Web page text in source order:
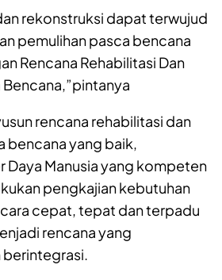
rekonstruksi dapat terwujud
pemulihan pasca bencana
Rencana Rehabilitasi Dan
rencana rehabilitasi dan
bencana yang baik,
Daya Manusia yang kompeten
pengkajian kebutuhan
cepat, tepat dan terpadu
rencana yang